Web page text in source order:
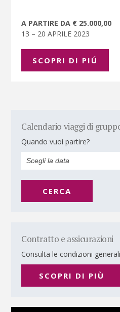
A PARTIRE DA € 25.000,00
13 – 20 APRILE 2023
SCOPRI DI PIÚ
Calendario viaggi di
Quando vuoi partire?
CERCA
Contratto e assicurazioni
Consulta le condizioni
SCOPRI DI PIÙ